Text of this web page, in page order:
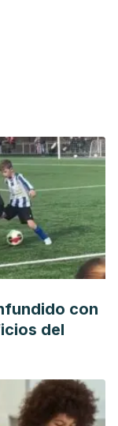
con
del